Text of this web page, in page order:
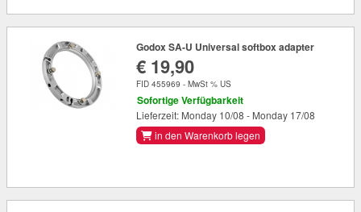
Godox SA-U Universal softbox adapter
€ 19,90
FID 455969 - MwSt % US
Sofortige Verfügbarkeit
Lieferzeit: Monday 10/08 - Monday 17/08
in den Warenkorb legen